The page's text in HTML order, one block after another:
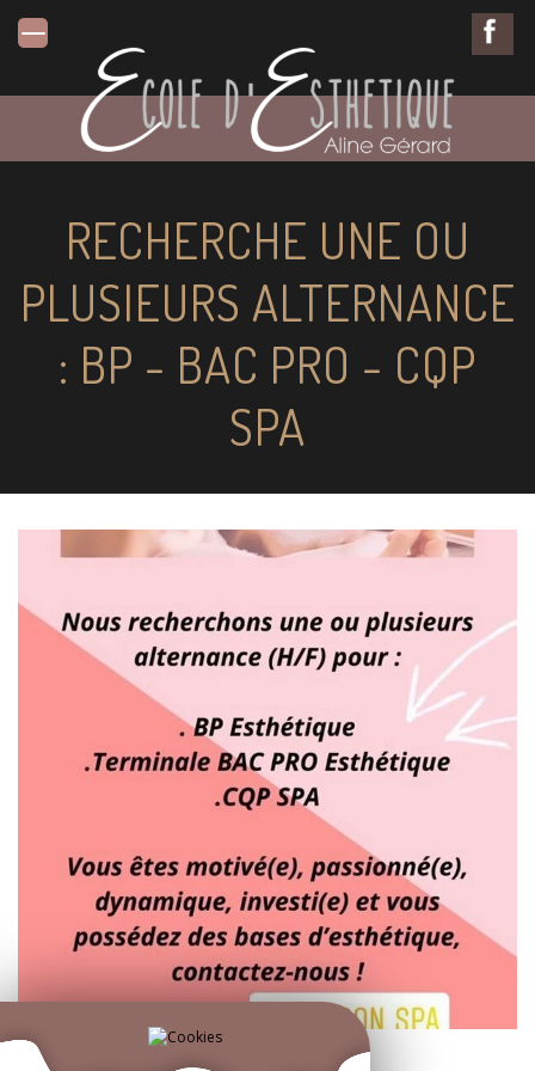
RECHERCHE UNE OU
PLUSIEURS ALTERNANCE
: BP - BAC PRO - CQP
SPA